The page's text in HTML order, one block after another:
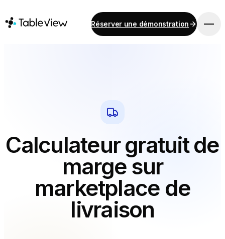
Réserver une démonstration
Approvisionnement
Menu en ligne et commande sur mobile
Calculateur gratuit de
marge sur
marketplace de
livraison